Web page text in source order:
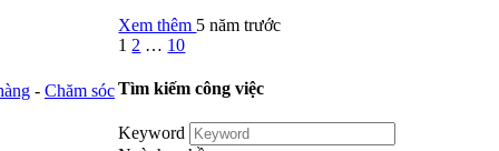
- Chăm sóc
Xem thêm 5 năm trước
1 2 … 10
Tìm kiếm công việc
Keyword